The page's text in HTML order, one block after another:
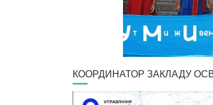
КООРДИНАТОР ЗАКЛАДУ